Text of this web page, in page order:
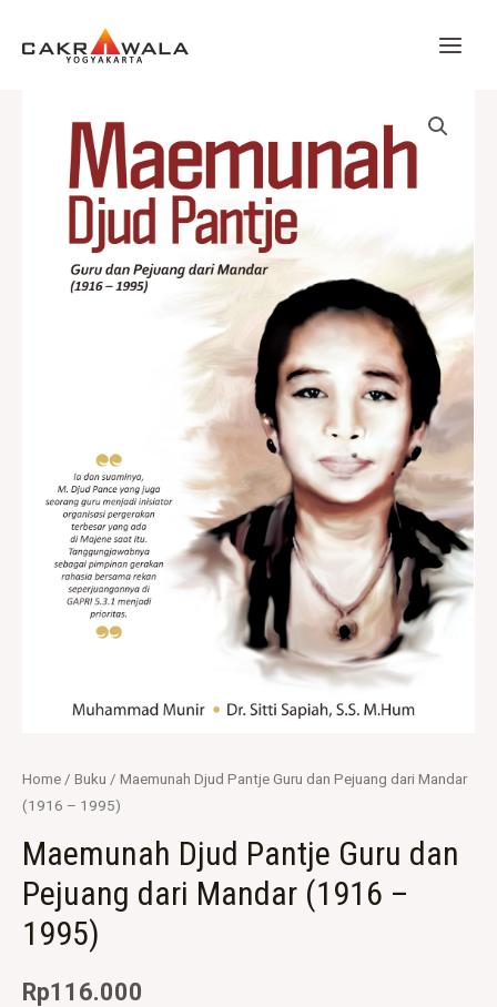
Home / Buku / Maemunah Djud Pantje Guru dan Pejuang dari Mandar
(1916 – 1995)
Maemunah Djud Pantje Guru dan
Pejuang dari Mandar (1916 –
1995)
Rp116.000